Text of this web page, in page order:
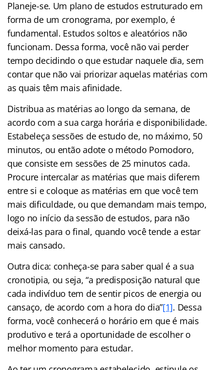
Planeje-se. Um plano de estudos estruturado em
forma de um cronograma, por exemplo, é
fundamental. Estudos soltos e aleatórios não
funcionam. Dessa forma, você não vai perder
tempo decidindo o que estudar naquele dia, sem
contar que não vai priorizar aquelas matérias com
as quais têm mais afinidade.
Distribua as matérias ao longo da semana, de
acordo com a sua carga horária e disponibilidade.
Estabeleça sessões de estudo de, no máximo, 50
minutos, ou então adote o método Pomodoro,
que consiste em sessões de 25 minutos cada.
Procure intercalar as matérias que mais diferem
entre si e coloque as matérias em que você tem
mais dificuldade, ou que demandam mais tempo,
logo no início da sessão de estudos, para não
deixá-las para o final, quando você tende a estar
mais cansado.
Outra dica: conheça-se para saber qual é a sua
cronotipia, ou seja, “a predisposição natural que
cada indivíduo tem de sentir picos de energia ou
cansaço, de acordo com a hora do dia”[1]. Dessa
forma, você conhecerá o horário em que é mais
produtivo e terá a oportunidade de escolher o
melhor momento para estudar.